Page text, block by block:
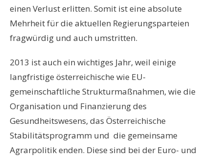
einen Verlust erlitten. Somit ist eine absolute
Mehrheit für die aktuellen Regierungsparteien
fragwürdig und auch umstritten.
2013 ist auch ein wichtiges Jahr, weil einige
langfristige österreichische wie EU-
gemeinschaftliche Strukturmaßnahmen, wie die
Organisation und Finanzierung des
Gesundheitswesens, das Österreichische
Stabilitätsprogramm und die gemeinsame
Agrarpolitik enden. Diese sind bei der Euro- und